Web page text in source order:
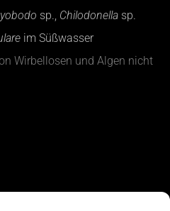
sp., Chilodonella sp.
im Süßwasser
Wirbellosen und Algen nicht